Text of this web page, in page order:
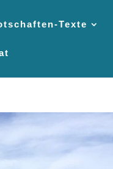
Texte